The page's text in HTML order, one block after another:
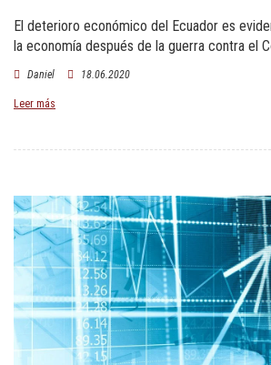
El deterioro económico del Ecuador es
la economía después de la guerra contra el
Daniel 18.06.2020
Leer más